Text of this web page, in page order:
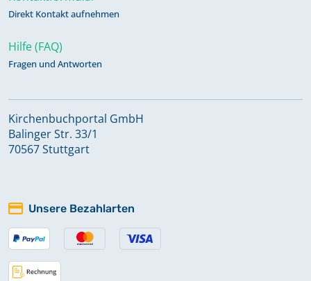
Direkt Kontakt aufnehmen
Hilfe (FAQ)
Fragen und Antworten
Kirchenbuchportal GmbH
Balinger Str. 33/1
70567 Stuttgart
Unsere Bezahlarten